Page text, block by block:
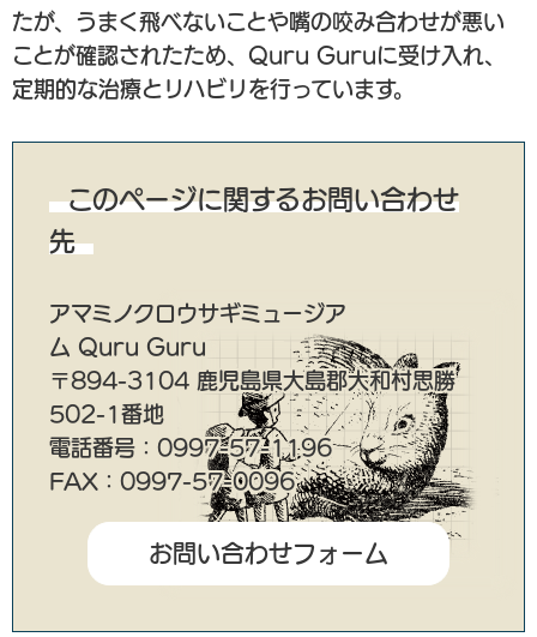
たが、うまく飛べないことや嘴の咬み合わせが悪い
ことが確認されたため、Quru Guruに受け入れ、
定期的な治療とリハビリを行っています。
このページに関するお問い合わせ
先
アマミノクロウサギミュージア
ム Quru Guru
〒894-3104 鹿児島県大島郡大和村思勝
502-1番地
電話番号：0997-57-1196
FAX：0997-57-0096